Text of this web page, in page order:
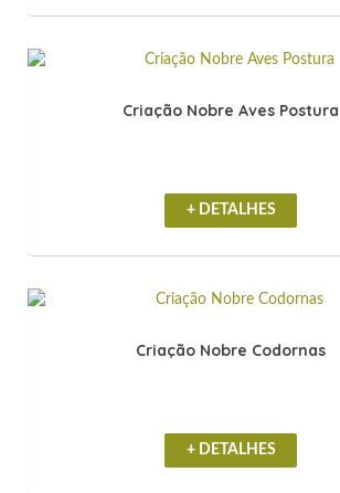
Criação Nobre Aves Postura
+ DETALHES
Criação Nobre Codornas
+ DETALHES